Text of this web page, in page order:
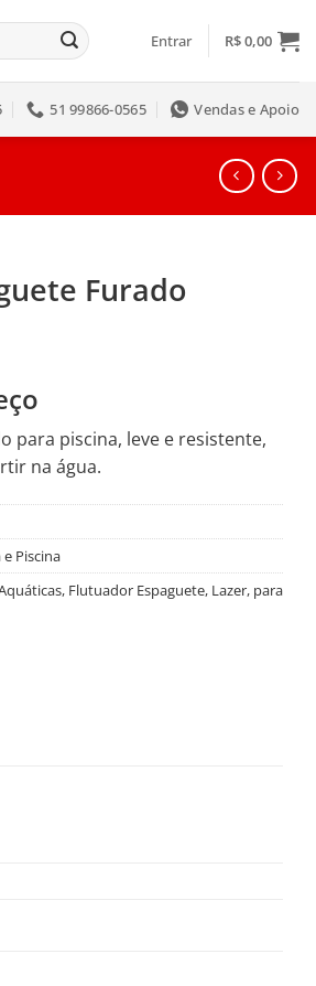
Entrar R$0,00
51 99866-0565 Vendas e Apoio
Furado
para piscina, leve e resistente,
na água.
e Piscina
, Flutuador Espaguete, Lazer, para